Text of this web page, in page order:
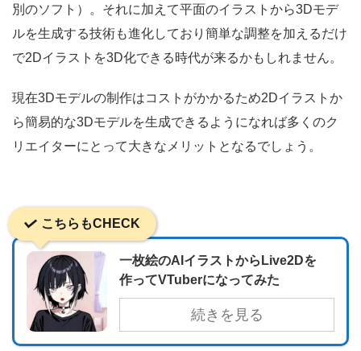
別のソフト）。それに加えて平面のイラストから3Dモデ
ルを生成する技術も進化しており簡単な調整を加えるだけ
で2Dイラストを3D化できる時代が来るかもしれません。
現在3Dモデルの制作はコストがかかるため2Dイラストか
ら簡易的な3Dモデルを生成できるようになれば多くのク
リエイターにとって大きなメリットとなるでしょう。
こちらもCHECK
一枚絵のAIイラストからLive2Dを
作ってVTuberになってみた
続きを見る